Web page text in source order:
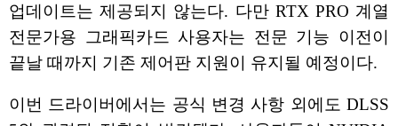
업데이트는 제공되지 않는다. 다만 RTX PRO 계열
전문가용 그래픽카드 사용자는 전문 기능 이전이
끝날 때까지 기존 제어판 지원이 유지될 예정이다.
이번 드라이버에서는 공식 변경 사항 외에도 DLSS